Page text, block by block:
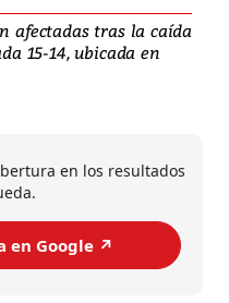
afectadas tras la caída
15-14, ubicada en
en los resultados
en Google ↗️